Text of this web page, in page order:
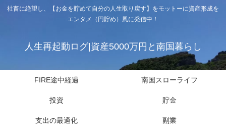
社畜に絶望し、【お金を貯めて自分の人生取り戻す】をモットーに資産形成を
エンタメ（円貯め）風に発信中！
人生再起動ログ|資産5000万円と南国暮らし
FIRE途中経過 南国スローライフ
投資 貯金
支出の最適化 副業